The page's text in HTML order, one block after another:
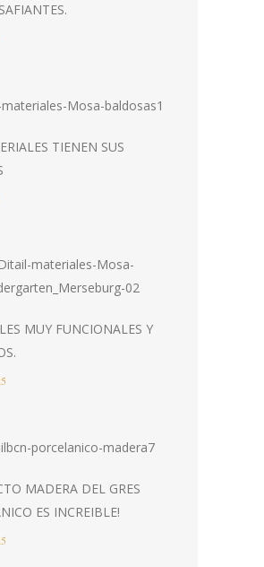
TIENEN SUS
MUY FUNCIONALES Y
MADERA DEL GRES
ES INCREIBLE!